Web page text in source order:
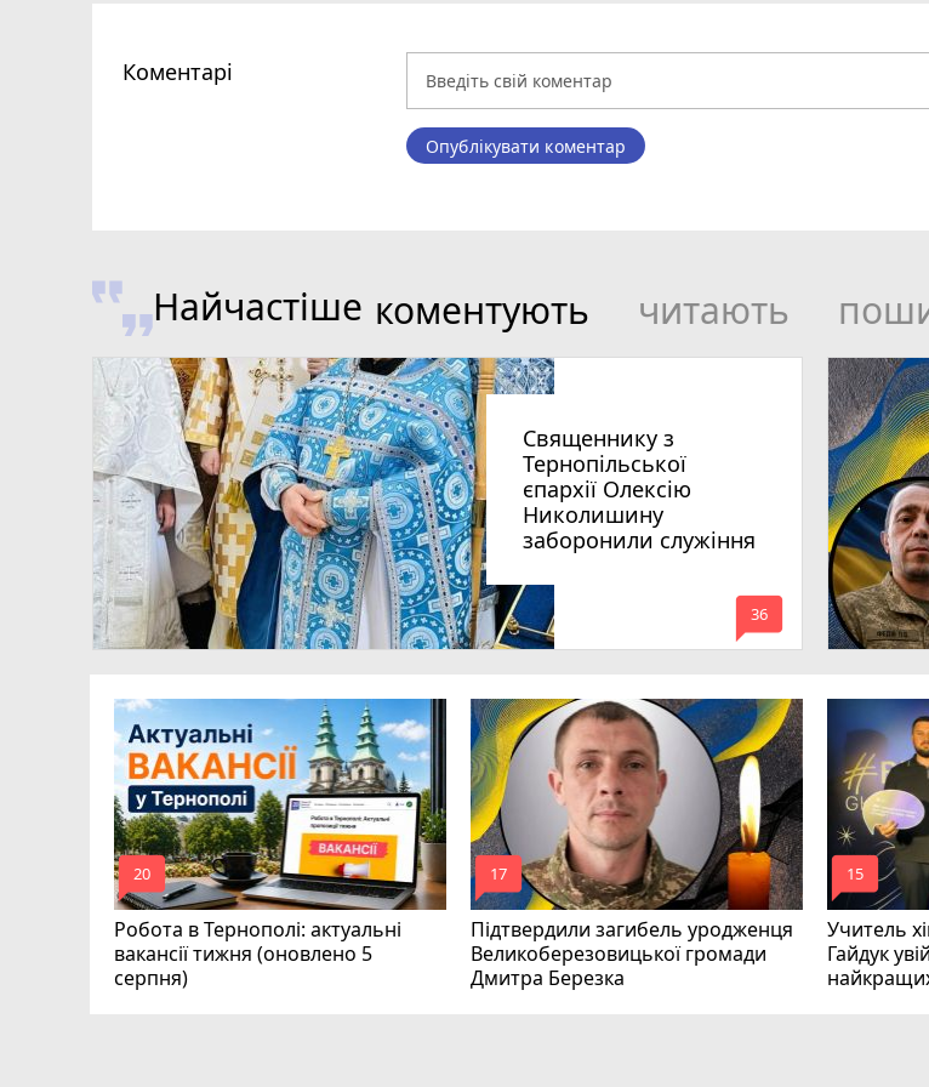
Коментарі
Опублікувати коментар
Найчастіше коментують читають
Священнику з
Тернопільської
єпархії Олексію
Николишину
заборонили служіння
mode_comment
36
Робота в Тернополі: актуальні
вакансії тижня (оновлено 5
серпня)
mode_comment
20
Підтвердили загибель уродженця
Великоберезовицької громади
Дмитра Березка
mode_comment
17
Учитель
Гайдук
mode_comment
15